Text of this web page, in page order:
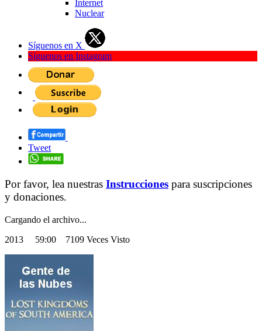
Internet
Nuclear
Síguenos en X
Síguenos en Instagram
Tweet
Por favor, lea nuestras Instrucciones para suscripciones
y donaciones.
Cargando el archivo...
2013 59:00 7109 Veces Visto